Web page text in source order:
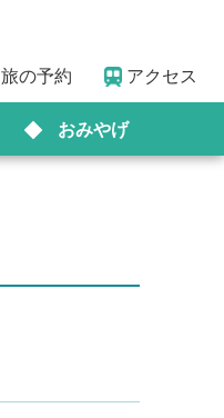
旅の予約 アクセス
おみやげ